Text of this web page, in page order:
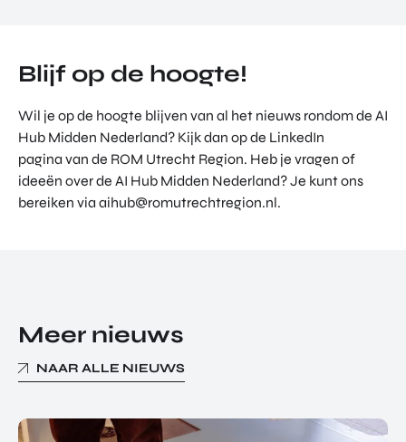
Blijf op de hoogte!
Wil je op de hoogte blijven van al het nieuws rondom de AI
Hub Midden Nederland? Kijk dan op de LinkedIn
pagina van de ROM Utrecht Region. Heb je vragen of
ideeën over de AI Hub Midden Nederland? Je kunt ons
bereiken via aihub@romutrechtregion.nl.
Meer nieuws
NAAR ALLE NIEUWS